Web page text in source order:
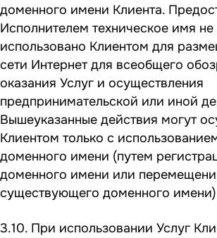
доменного имени Клиента.
Исполнителем техническое имя
использовано Клиентом для
сети Интернет для всеобщего
оказания Услуг и осуществления
предпринимательской или иной
Вышеуказанные действия могут
Клиентом только с
доменного имени (путем
доменного имени или
существующего доменного
3.10. При использовании Услуг